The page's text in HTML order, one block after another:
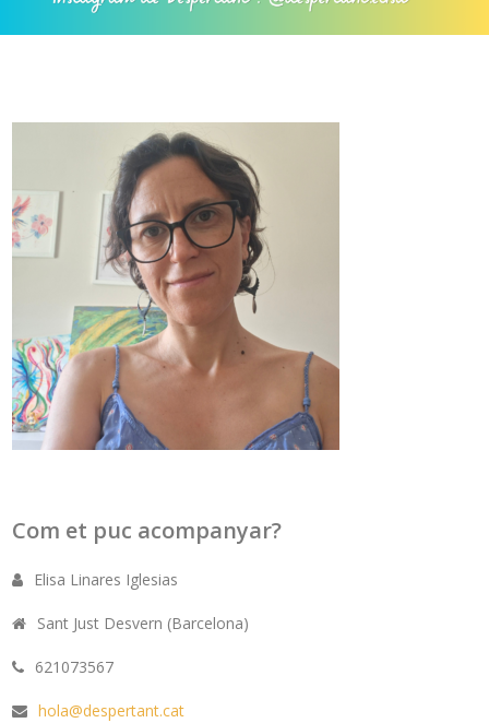
Com et puc acompanyar?
Elisa Linares Iglesias
Sant Just Desvern (Barcelona)
621073567
hola@despertant.cat